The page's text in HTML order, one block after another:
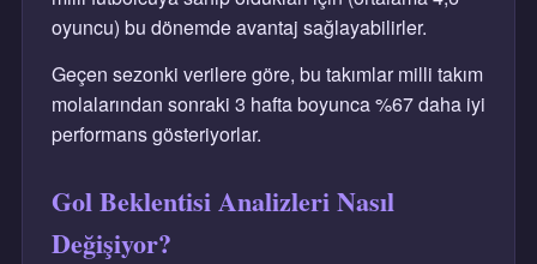
oyuncu) bu dönemde avantaj sağlayabilirler.
Geçen sezonki verilere göre, bu takımlar milli takım
molalarından sonraki 3 hafta boyunca %67 daha iyi
performans gösteriyorlar.
Gol Beklentisi Analizleri Nasıl
Değişiyor?